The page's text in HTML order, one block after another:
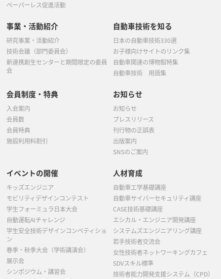
ペーパーレス促進活動
事業・活動紹介
研究事業・活動紹介
技術会議（部門委員会）
新連携創生センターと期間限定の委員
会
自動車技術を知る
日本の自動車技術330選
お子様向けサイトのリンク集
自動車関連の博物館特集
自動車技術 用語集
会員制度・特典
入会案内
会員数
会員特典
施設利用料割引
お知らせ
お知らせ
プレスリリース
刊行物の正誤表
出版案内
SNSのご案内
イベントの開催
キッズエンジニア
モビリティデザインコンテスト
学生フォーミュラ日本大会
自動運転AIチャレンジ
学生安全技術デザインコンペティショ
ン
春季・秋季大会（学術講演会）
展示会
シンポジウム・講習会
人材育成
自動車工学基礎講座
自動車サイバーセキュリティ講座
CASE技術基礎講座
エシカル・エンジニア開発講座
システムズエンジニアリング講座
若手技術者交流会
女性技術者ネットワーキングカフェ
SDVスキル標準
技術者能力開発支援システム（CPD）